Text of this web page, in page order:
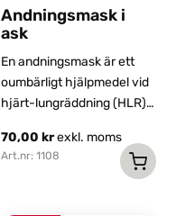
Andningsmask i
ask
En andningsmask är ett
oumbärligt hjälpmedel vid
hjärt-lungräddning (HLR),
till-mun-andning både
säkrare och mer effektiv.
70,00 krexkl. moms
Art.nr: 1108